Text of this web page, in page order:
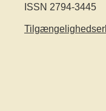
ISSN 2794-3445